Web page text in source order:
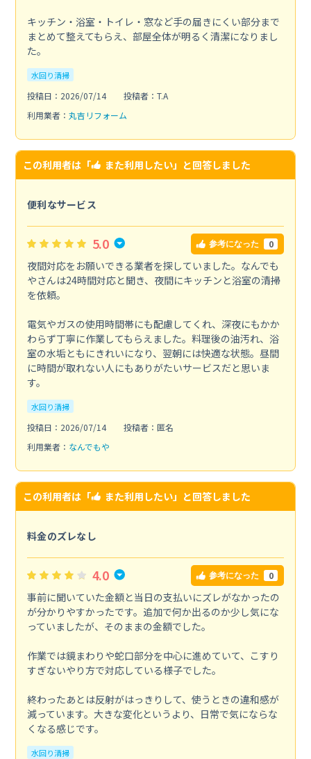
キッチン・浴室・トイレ・窓など手の届きにくい部分まで
まとめて整えてもらえ、部屋全体が明るく清潔になりまし
た。
水回り清掃
投稿日：2026/07/14
投稿者：T.A
利用業者： 丸吉リフォーム
この利用者は「 また利用したい」と回答しました
便利なサービス
5.0 参考になった 0
夜間対応をお願いできる業者を探していました。なんでも
やさんは24時間対応と聞き、夜間にキッチンと浴室の清掃
を依頼。
電気やガスの使用時間帯にも配慮してくれ、深夜にもかか
わらず丁寧に作業してもらえました。料理後の油汚れ、浴
室の水垢ともにきれいになり、翌朝には快適な状態。昼間
に時間が取れない人にもありがたいサービスだと思いま
す。
水回り清掃
投稿日：2026/07/14
投稿者：匿名
利用業者： なんでもや
この利用者は「 また利用したい」と回答しました
料金のズレなし
4.0 参考になった 0
事前に聞いていた金額と当日の支払いにズレがなかったの
が分かりやすかったです。追加で何か出るのか少し気にな
っていましたが、そのままの金額でした。
作業では鏡まわりや蛇口部分を中心に進めていて、こすり
すぎないやり方で対応している様子でした。
終わったあとは反射がはっきりして、使うときの違和感が
減っています。大きな変化というより、日常で気にならな
くなる感じです。
水回り清掃